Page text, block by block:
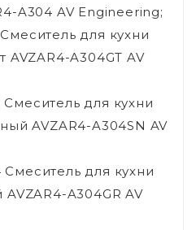
A304 AV Engineering;
для кухни
AVZAR4-A304GT AV
Смеситель для кухни
AVZAR4-A304SN AV
Смеситель для кухни
A304GR AV